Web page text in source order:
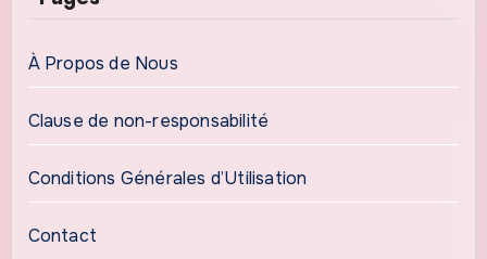
À Propos de Nous
Clause de non-responsabilité
Conditions Générales d’Utilisation
Contact